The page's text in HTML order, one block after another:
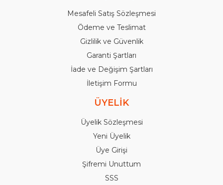
Mesafeli Satış Sözleşmesi
Ödeme ve Teslimat
Gizlilik ve Güvenlik
Garanti Şartları
İade ve Değişim Şartları
İletişim Formu
ÜYELİK
Üyelik Sözleşmesi
Yeni Üyelik
Üye Girişi
Şifremi Unuttum
SSS